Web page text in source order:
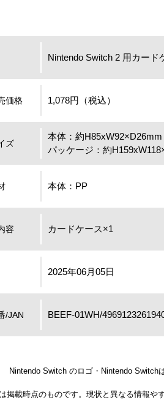
Nintendo Switch 2 用カード
価格 1,078円（税込）
ズ
本体：約H85xW92×D26mm
パッケージ：約
本体：PP
容 カードケース×1
2025年06月05日
/JAN BEEF-01WH/
Switch のロゴ・Nintendo Switchは
掲載時点のものです。現状と異なる情報や